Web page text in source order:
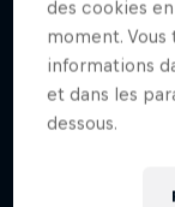
des cookies
moment.
informations
et dans les
dessous.